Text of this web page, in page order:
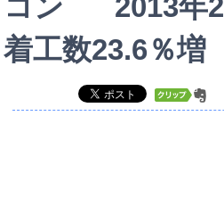
2013
着工数23.6％増